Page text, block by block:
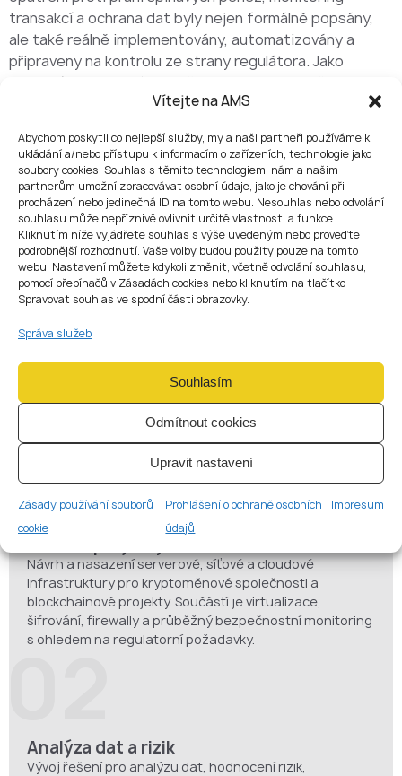
Vítejte na AMS
Abychom poskytli co nejlepší služby, my a naši partneři používáme k
ukládání a/nebo přístupu k informacím o zařízeních, technologie jako
soubory cookies. Souhlas s těmito technologiemi nám a našim
partnerům umožní zpracovávat osobní údaje, jako je chování při
procházení nebo jedinečná ID na tomto webu. Nesouhlas nebo odvolání
souhlasu může nepříznivě ovlivnit určité vlastnosti a funkce.
Kliknutím níže vyjádřete souhlas s výše uvedeným nebo proveďte
podrobnější rozhodnutí. Vaše volby budou použity pouze na tomto
webu. Nastavení můžete kdykoli změnit, včetně odvolání souhlasu,
pomocí přepínačů v Zásadách cookies nebo kliknutím na tlačítko
Spravovat souhlas ve spodní části obrazovky.
Správa služeb
Souhlasím
Odmítnout cookies
Upravit nastavení
Zásady používání souborů
cookie
Prohlášení o ochraně osobních
údajů
Impresum
transakcí a ochrana dat byly nejen formálně popsány,
ale také reálně implementovány, automatizovány a
připraveny na kontrolu ze strany regulátora. Jako
vedoucí IT a datového směru navrhuje bezpečnou
infrastrukturu pro kryptoměnové a blockchainové
nástroje pro monitoring a reporting na podnikové
úrovni.
HLAVNÍ OBLASTI
PŮSOBENÍ
01
Automatizace AML a monitoring transakcí
Návrh a implementace automatizovaných systémů pro
monitoring transakcí, detekci anomálií a vyhodnocování
rizik na základě dat. Cílem je převést požadavky
AML/KYC do funkční a škálovatelné technologie, nikoli do
souboru manuálních procesů.
Bezpečná IT infrastruktura pro krypto a
Návrh a nasazení serverové, síťové a cloudové
infrastruktury pro kryptoměnové společnosti a
blockchainové projekty. Součástí je virtualizace,
šifrování, firewally a průběžný bezpečnostní monitoring
s ohledem na regulatorní požadavky.
Analýza dat a rizik
Vývoj řešení pro analýzu dat, hodnocení rizik,